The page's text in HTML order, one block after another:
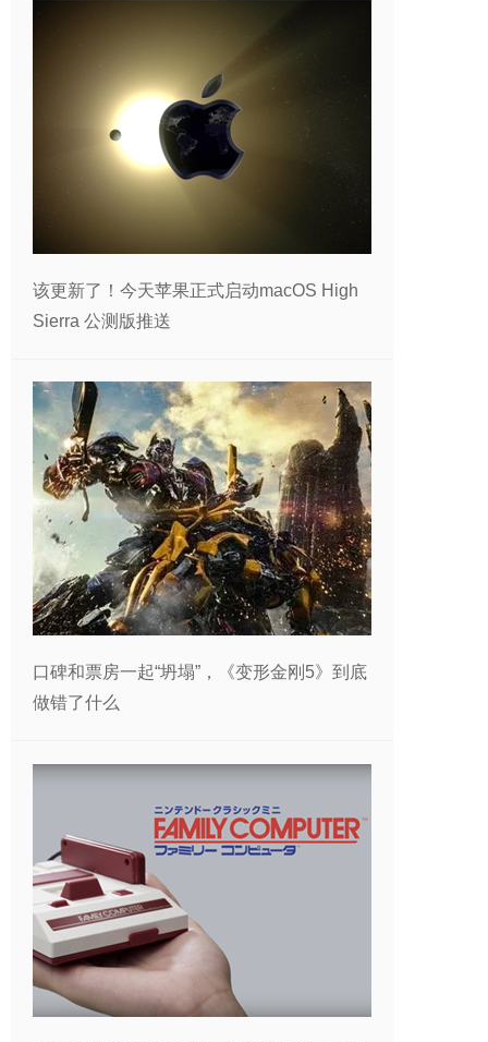
该更新了！今天苹果正式启动macOS High
Sierra 公测版推送
口碑和票房一起“坍塌”，《变形金刚5》到底
做错了什么